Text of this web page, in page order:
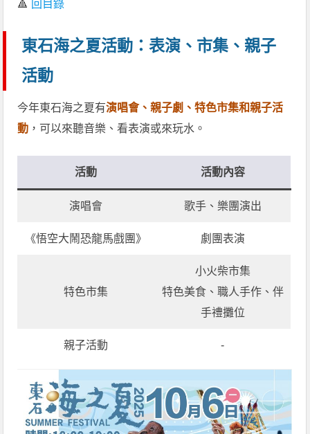
🔺 回目錄
東石海之夏活動：表演、市集、親子
活動
今年東石海之夏有演唱會、親子劇、特色市集和親子活
動 ，可以來聽音樂、看表演或來玩水。
活動 活動內容
演唱會 歌手、樂團演出
《悟空大鬧恐龍馬戲團》 劇團表演
特色市集
小火柴市集
特色美食、職人手作、伴
手禮攤位
親子活動 -